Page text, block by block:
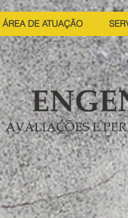
ÁREA DE ATUAÇÃO